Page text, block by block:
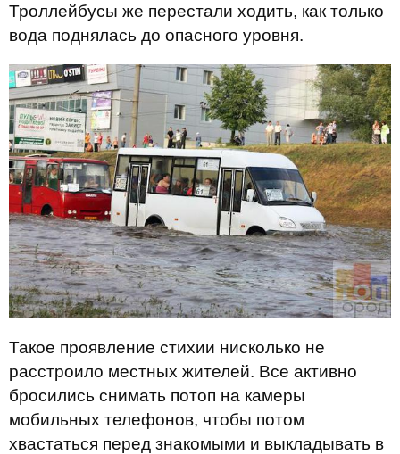
Троллейбусы же перестали ходить, как только
вода поднялась до опасного уровня.
Такое проявление стихии нисколько не
расстроило местных жителей. Все активно
бросились снимать потоп на камеры
мобильных телефонов, чтобы потом
хвастаться перед знакомыми и выкладывать в